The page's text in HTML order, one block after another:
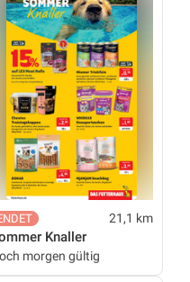
21,1 km
Knaller
morgen gültig